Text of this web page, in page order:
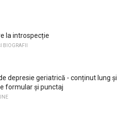
la introspecție
BIOGRAFII
depresie geriatrică - conținut lung și
formular și punctaj